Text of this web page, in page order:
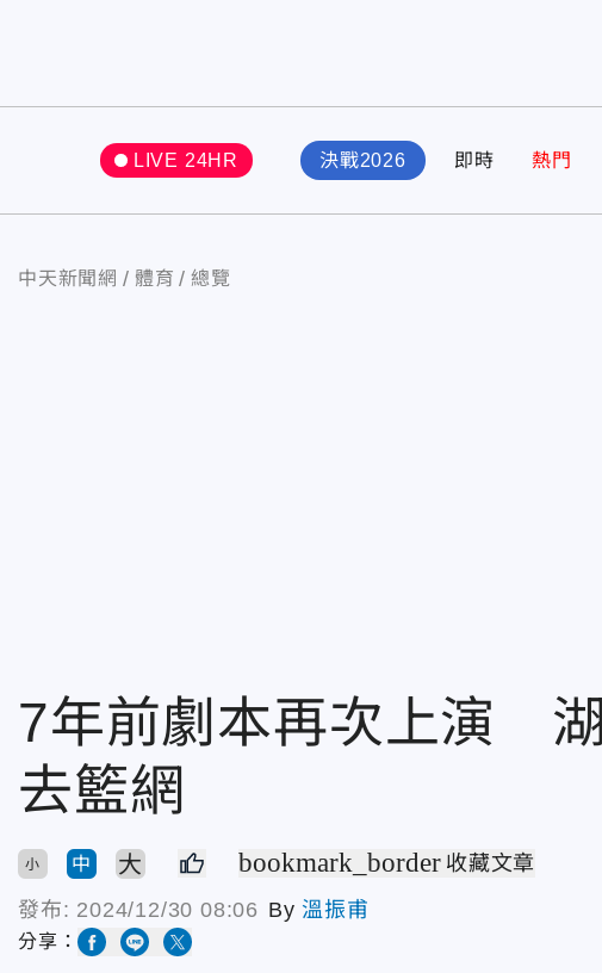
LIVE 24HR 決戰2026 即時 熱門
中天新聞網 體育 總覽
7年前劇本再次上演
去籃網
小 中 大 bookmark_border 收藏文章
發布: 2024/12/30 08:06 By 溫振甫
分享：